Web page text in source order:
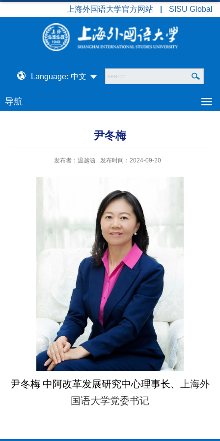
上海外国语大学官方网站 SISU Global
Language: 中文
导航
尹冬梅
发布者：温越涵 发布时间：2024-09-20
尹冬梅 中阿改革发展研究中心理事长、
上海外
国语大学党委书记